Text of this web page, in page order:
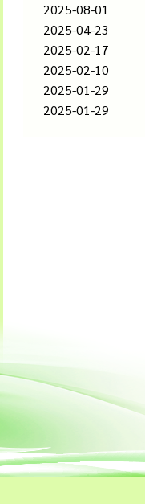
2025-08-01
2025-04-23
2025-02-17
2025-02-10
2025-01-29
2025-01-29